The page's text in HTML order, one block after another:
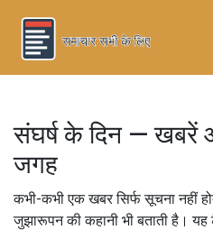
संघर्ष के दिन — खबरें
जगह
कभी-कभी एक खबर सिर्फ सूचना नहीं
जुझारूपन की कहानी भी बताती है। यह